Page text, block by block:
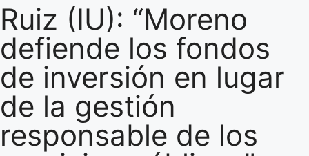
Ruiz (IU): “Moreno
defiende los fondos
de inversión en lugar
de la gestión
responsable de los